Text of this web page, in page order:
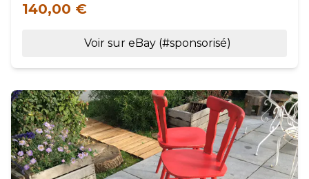
140,00 €
Voir sur eBay (#sponsorisé)